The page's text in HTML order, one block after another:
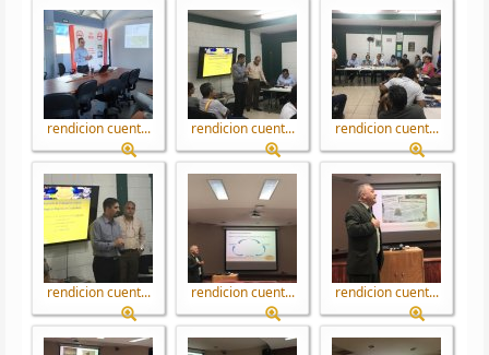
rendicion cuent... rendicion cuent... rendicion cuent...
rendicion cuent... rendicion cuent... rendicion cuent...